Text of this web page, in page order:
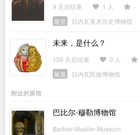
9 天后结束 1 人
-
展览
日内瓦美术历史博物馆
未来，是什么？
156 天后结束 0 人
展览
日内瓦民族博物馆
附近的展馆
巴比尔-穆勒博物馆
Barbier-Mueller Museum